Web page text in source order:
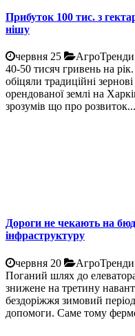
Прибуток 100 тис. з
нішу
червня 25 АгроТренди
40-50 тисяч гривень на
обіцяли традиційні
орендованої землі на
зрозумів що про розвиток...
Дороги не чекають на
інфраструктуру
червня 20 АгроТренди
Поганий шлях до
знижене на третину
бездоріжжя зимовий
допомоги. Саме тому